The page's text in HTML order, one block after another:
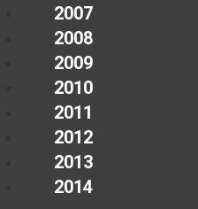
2007
2008
2009
2010
2011
2012
2013
2014